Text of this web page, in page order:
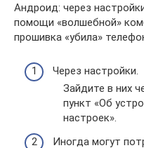
Андроид: через
помощи «волшебной»
прошивка «убила»
Через настройки.
Зайдите в них
пункт «Об
настроек».
Иногда могут